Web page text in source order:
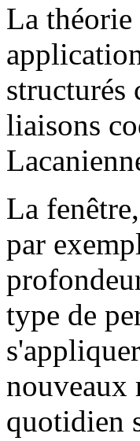
La théorie
structurés
liaisons
La
par
type de
nouveaux
quotidien